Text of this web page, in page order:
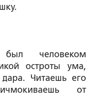
человеком
остроты ума,
дара. Читаешь его
от